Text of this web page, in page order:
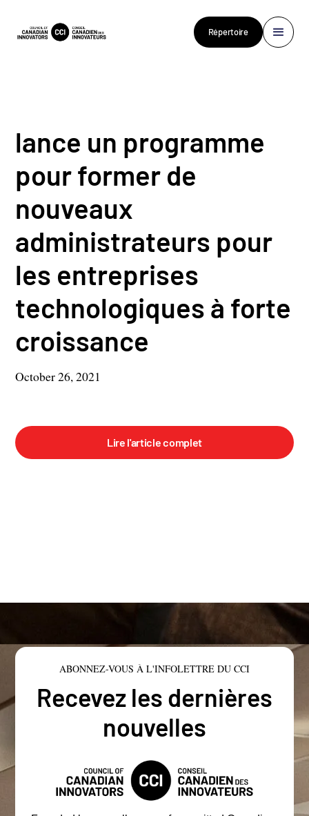
Répertoire
lance un programme
pour former de
nouveaux
administrateurs pour
les entreprises
technologiques à forte
croissance
October 26, 2021
Lire l'article complet
ABONNEZ-VOUS À L'INFOLETTRE DU CCI
Recevez les dernières
nouvelles